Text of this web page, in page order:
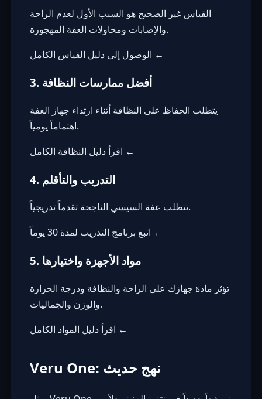
القياس غير الصحيح هو السبب الأول لعدم الراحة
والإصابات ومحاولات العفة المهجورة.
الوصول إلى دليل القياس الكامل ←
3. أفضل ممارسات النظافة
يتطلب الحفاظ على النظافة أثناء ارتداء جهاز العفة
اهتماماً يومياً.
اقرأ دليل النظافة الكامل ←
4. التدريب والتأقلم
تتطلب عفة السيسي الناجحة تقدماً تدريجياً.
اتبع برنامج التدريب لمدة 30 يوماً ←
5. مواد الأجهزة واختيارها
تؤثر مادة جهازك على الراحة والنظافة ودرجة الحرارة
والوزن والجماليات.
اقرأ دليل المواد الكامل ←
Veru One: نهج حديث